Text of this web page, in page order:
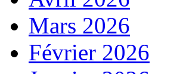
Mars 2026
Février 2026